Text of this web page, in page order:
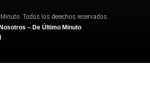
Todos los derechos reservados.
– De Último Minuto